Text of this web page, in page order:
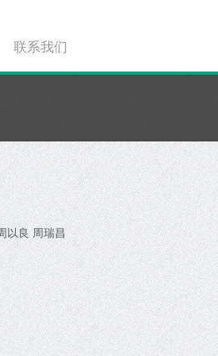
联系我们
以良 周瑞昌